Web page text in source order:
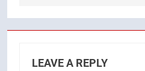
LEAVE A REPLY